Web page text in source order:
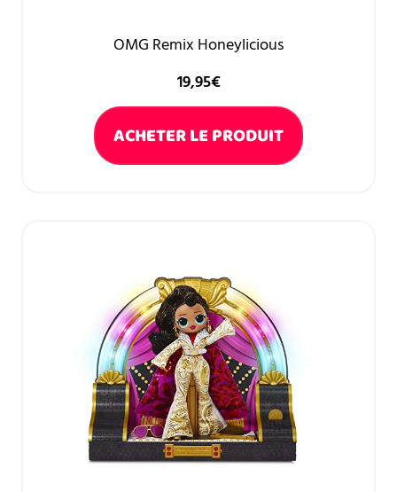
OMG Remix Honeylicious
19,95€
ACHETER LE PRODUIT